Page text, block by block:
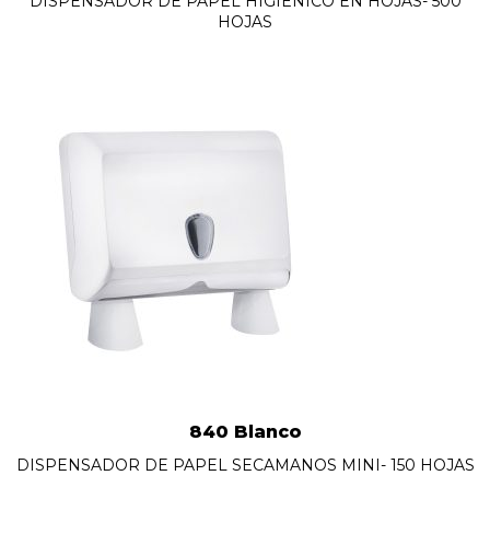
HOJAS
840 Blanco
DISPENSADOR DE PAPEL SECAMANOS MINI- 150 HOJAS